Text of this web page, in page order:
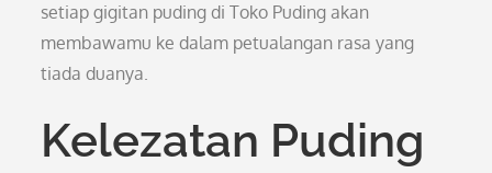
setiap gigitan puding di Toko Puding akan
membawamu ke dalam petualangan rasa yang
tiada duanya.
Kelezatan Puding